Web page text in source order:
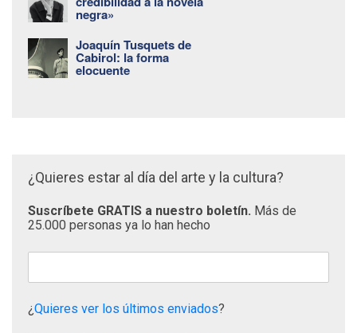
negra»
Joaquín Tusquets de
Cabirol: la forma
elocuente
¿Quieres estar al día del arte y la cultura?
Suscríbete GRATIS a nuestro boletín. Más de
25.000 personas ya lo han hecho
¿Quieres ver los últimos enviados?